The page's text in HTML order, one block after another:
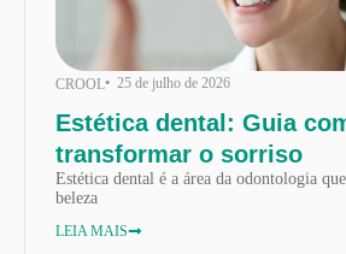
CROOL• 25 de julho de 2026
Estética dental: Guia
transformar o sorriso
Estética dental é a área da odontologia
beleza
LEIA MAIS